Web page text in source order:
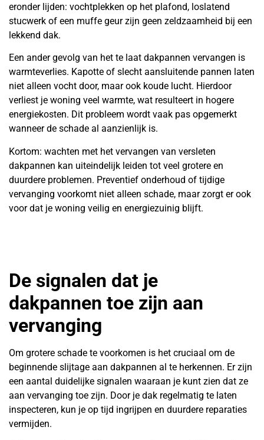
eronder lijden: vochtplekken op het plafond, loslatend
stucwerk of een muffe geur zijn geen zeldzaamheid bij een
lekkend dak.
Een ander gevolg van het te laat dakpannen vervangen is
warmteverlies. Kapotte of slecht aansluitende pannen laten
niet alleen vocht door, maar ook koude lucht. Hierdoor
verliest je woning veel warmte, wat resulteert in hogere
energiekosten. Dit probleem wordt vaak pas opgemerkt
wanneer de schade al aanzienlijk is.
Kortom: wachten met het vervangen van versleten
dakpannen kan uiteindelijk leiden tot veel grotere en
duurdere problemen. Preventief onderhoud of tijdige
vervanging voorkomt niet alleen schade, maar zorgt er ook
voor dat je woning veilig en energiezuinig blijft.
De signalen dat je
dakpannen toe zijn aan
vervanging
Om grotere schade te voorkomen is het cruciaal om de
beginnende slijtage aan dakpannen al te herkennen. Er zijn
een aantal duidelijke signalen waaraan je kunt zien dat ze
aan vervanging toe zijn. Door je dak regelmatig te laten
inspecteren, kun je op tijd ingrijpen en duurdere reparaties
vermijden.